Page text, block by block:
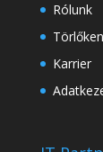
Rólunk
Karrier